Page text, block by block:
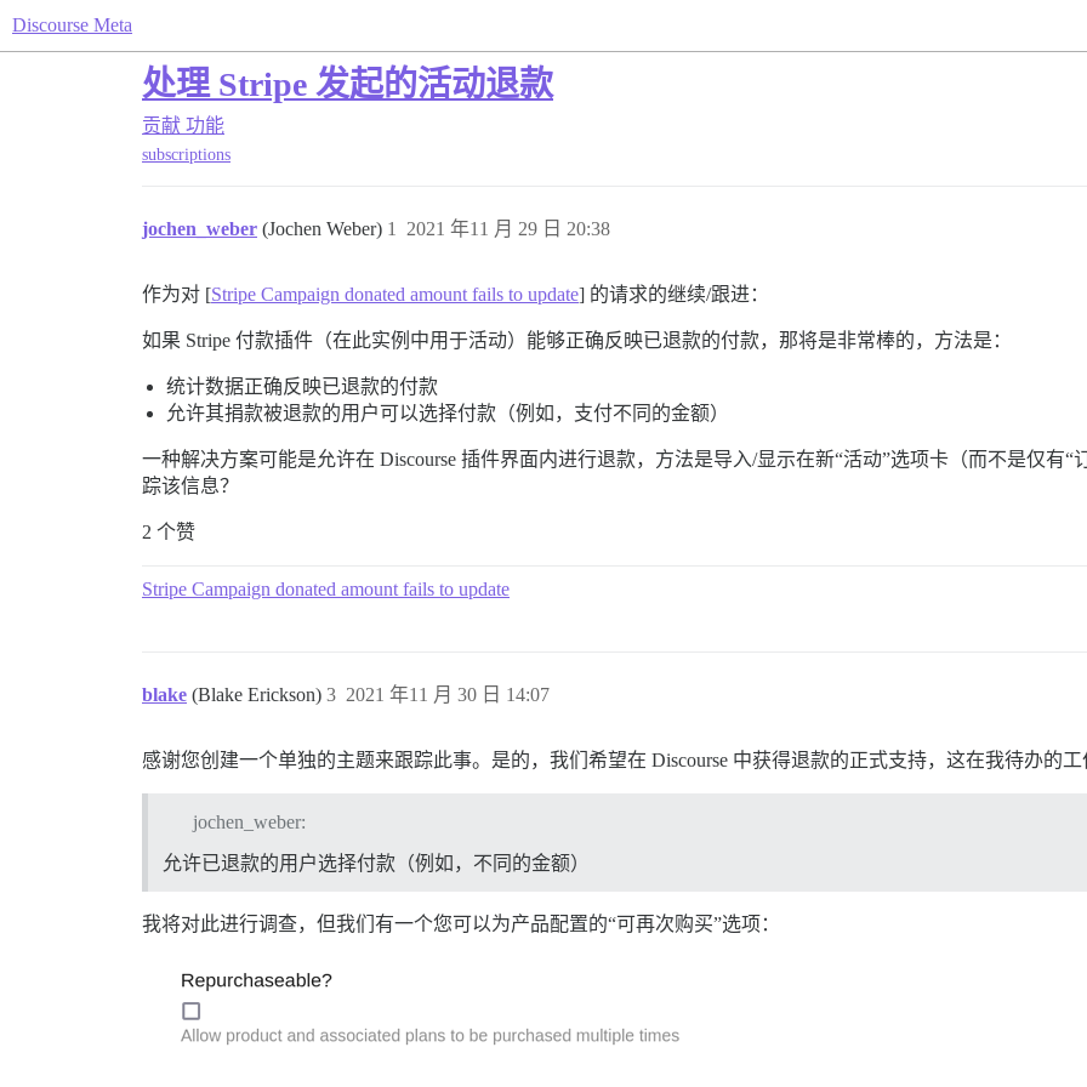
Discourse Meta
处理 Stripe 发起的活动退款
贡献 功能
subscriptions
jochen_weber (Jochen Weber) 2021 年11 月 29 日 20:38
1
作为对 [Stripe Campaign donated amount fails to update] 的请求的继续/跟进：
如果 Stripe 付款插件（在此实例中用于活动）能够正确反映已退款的付款，那将是非常棒的，方法是：
统计数据正确反映已退款的付款
允许其捐款被退款的用户可以选择付款（例如，支付不同的金额）
一种解决方案可能是允许在 Discourse 插件界面内进行退款，方法是导入/显示在新“活动”选项卡（而不是仅有
踪该信息？
2 个赞
Stripe Campaign donated amount fails to update
blake (Blake Erickson) 2021 年11 月 30 日 14:07
3
感谢您创建一个单独的主题来跟踪此事。是的，我们希望在 Discourse 中获得退款的正式支持，这在我待办的工
jochen_weber:
允许已退款的用户选择付款（例如，不同的金额）
我将对此进行调查，但我们有一个您可以为产品配置的“可再次购买”选项：